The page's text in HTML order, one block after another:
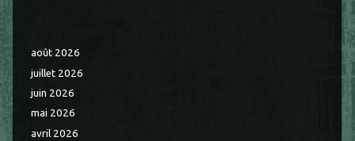
août 2026
juillet 2026
juin 2026
mai 2026
avril 2026